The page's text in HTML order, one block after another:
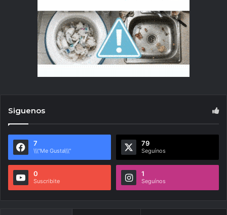
Siguenos
7
\\\"Me Gusta\\\"
79
Seguínos
0
Suscribite
1
Seguínos